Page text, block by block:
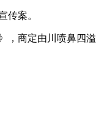
传案。
，商定由川喷鼻四溢